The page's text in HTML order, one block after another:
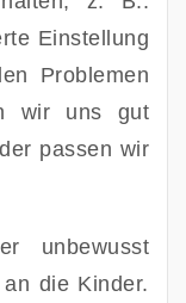
Einstellung
Problemen
wir uns gut
passen wir
unbewusst